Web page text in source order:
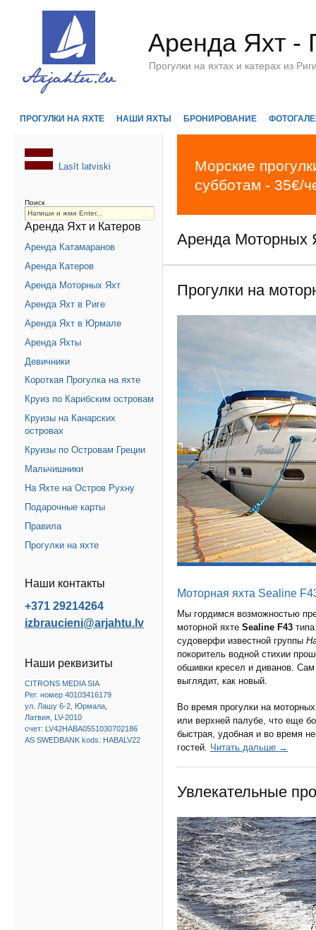
Аренда Яхт -
Прогулки на яхтах и катерах из
ПРОГУЛКИ НА ЯХТЕ НАШИ ЯХТЫ БРОНИРОВАНИЕ
Морские
субботам - 35€/
Аренда Моторных
Прогулки на
Моторная яхта Sealine
Мы гордимся возможностью
моторной яхте Sealine F43
судоверфи известной группы
покоритель водной стихии
обшивки кресел и диванов.
выглядит, как новый.
Во время прогулки на
или верхней палубе, что еще
быстрая, удобная и во время
гостей. Читать дальше →
Увлекательные
Lasīt latviski
Поиск
Аренда Яхт и Катеров
Аренда Катамаранов
Аренда Катеров
Аренда Моторных Яхт
Аренда Яхт в Риге
Аренда Яхт в Юрмале
Аренда Яхты
Девичники
Короткая Прогулка на яхте
Круиз по Карибским островам
Круизы на Канарских
островах
Круизы по Островам Греции
Мальчишники
На Яхте на Остров Рухну
Подарочные карты
Правила
Прогулки на яхте
Наши контакты
+371 29214264
izbraucieni@arjahtu.lv
Наши реквизиты
CITRONS MEDIA SIA
Рег. номер 40103416179
ул. Лашу 6-2, Юрмала,
Латвия, LV-2010
счет: LV42HABA0551030702186
AS SWEDBANK kods: HABALV22